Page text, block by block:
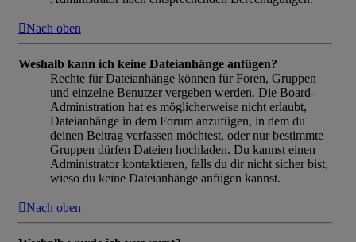
Nach oben
Weshalb kann ich keine Dateianhänge anfügen?
Rechte für Dateianhänge können für Foren, Gruppen
und einzelne Benutzer vergeben werden. Die Board-
Administration hat es möglicherweise nicht erlaubt,
Dateianhänge in dem Forum anzufügen, in dem du
deinen Beitrag verfassen möchtest, oder nur bestimmte
Gruppen dürfen Dateien hochladen. Du kannst einen
Administrator kontaktieren, falls du dir nicht sicher bist,
wieso du keine Dateianhänge anfügen kannst.
Nach oben